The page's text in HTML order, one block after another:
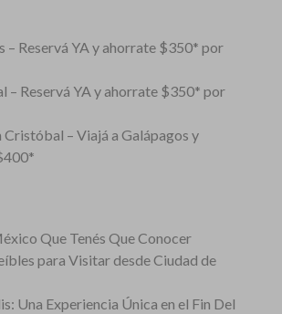
– Reservá YA y ahorrate $350* por
– Reservá YA y ahorrate $350* por
Cristóbal – Viajá a Galápagos y
Que Tenés Que Conocer
para Visitar desde Ciudad de
Una Experiencia Única en el Fin Del